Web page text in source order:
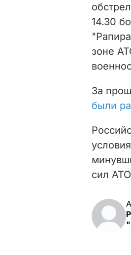
14.30
зоне
За
были
сил